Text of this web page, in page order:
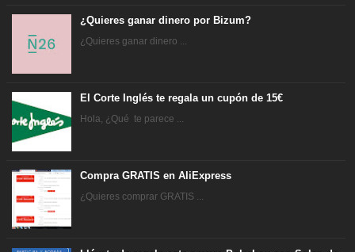
¿Quieres ganar dinero por Bizum?
¿Quieres ganar dinero ...
El Corte Inglés te regala un cupón de 15€
Hola, ¿Qué te parece ...
Compra GRATIS en AliExpress
¿Quieres comprar GRATIS ...